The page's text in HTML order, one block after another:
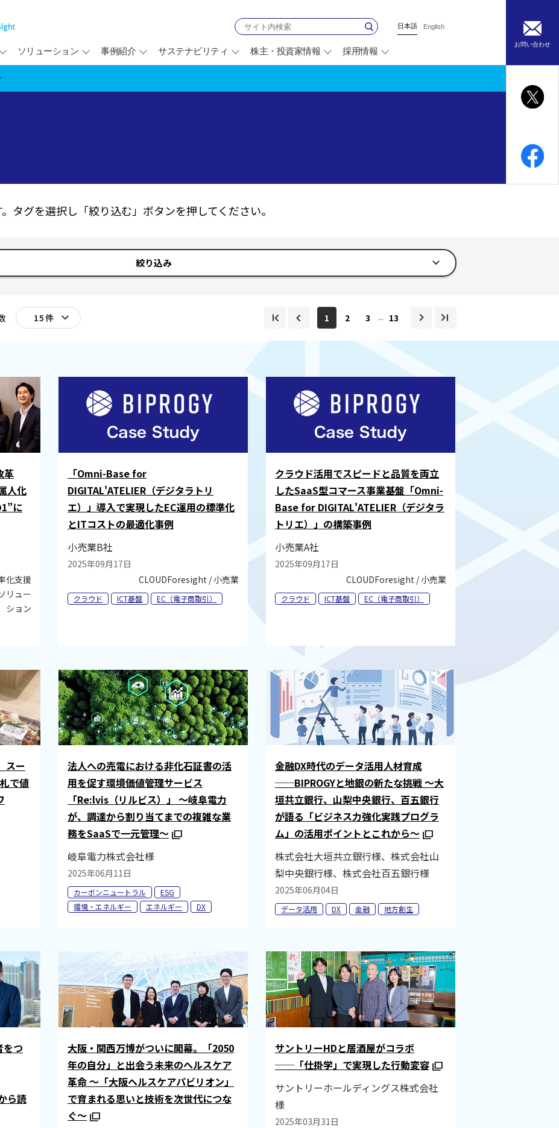
日本語 English
ソリューション 事例紹介 サステナビリティ 株主・投資家情報 採用情報
お問い合わせ
タグを選択し「絞り込む」ボタンを押してください。
絞り込み
1 2 3 ... 13
革
人化
に
化支援
リュー
ション
「Omni-Base for
DIGITAL'ATELIER（デジタラトリ
エ）」導入で実現したEC運用の標準化
とITコストの最適化事例
小売業B社
2025年09月17日
CLOUDForesight / 小売業
クラウド ICT基盤 EC（電子商取引）
クラウド活用でスピードと品質を両立
したSaaS型コマース事業基盤「Omni-
Base for DIGITAL'ATELIER（デジタラ
トリエ）」の構築事例
小売業A社
2025年09月17日
CLOUDForesight / 小売業
クラウド ICT基盤 EC（電子商取引）
スー
で値
法人への売電における非化石証書の活
用を促す――環境価値管理サービス
「Re:lvis（リルビス）」 ～岐阜電力
が、調達から割り当てまでの複雑な業
務をSaaSで一元管理～
岐阜電力株式会社様
2025年06月11日
カーボンニュートラル
ESG
環境・エネルギー
エネルギー DX
金融DX時代のデータ活用人材育成
──BIPROGYと地銀の新たな挑戦 ～大
垣共立銀行、山梨中央銀行、百五銀行
が語る「ビジネス力強化実践プログラ
ム」の活用ポイントとこれから～
株式会社大垣共立銀行様、株式会社山
梨中央銀行様、株式会社百五銀行様
2025年06月04日
データ活用 DX 金融 地方創生
をつ
ら読
大阪・関西万博がついに開幕。「2050
年の自分」と出会う未来のヘルスケア
革命 ～「大阪ヘルスケアパビリオン」
で育まれる思いと技術を次世代につな
ぐ～
サントリーHDと居酒屋がコラボ
──「仕掛学」で実現した行動変容
サントリーホールディングス株式会社
様
2025年03月31日